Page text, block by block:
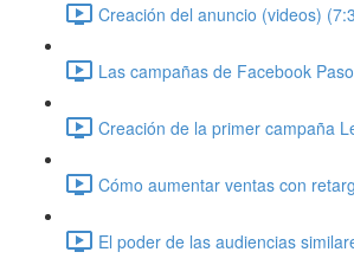
Creación del anuncio (videos)
Las campañas de Facebook
Creación de la primer campaña
Cómo aumentar ventas con
El poder de las audiencias